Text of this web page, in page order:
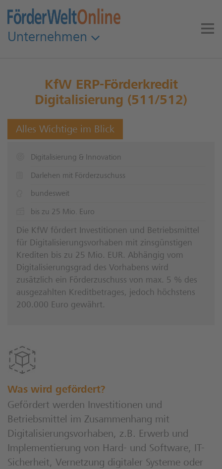
Unternehmen
KfW ERP-Förderkredit
Digitalisierung (511/512)
Alles Wichtige im Blick
Digitalisierung & Innovation
Darlehen mit Förderzuschuss
bundesweit
bis zu 25 Mio. Euro
Die KfW fördert Investitionen und Betriebsmittel
für Digitalisierungsvorhaben mit zinsgünstigen
Krediten bis zu 25 Mio. EUR. Abhängig vom
Digitalisierungsgrad des Vorhabens wird
zusätzlich ein Förderzuschuss von max. 5 % des
ausgezahlten Kreditbetrages, jedoch höchstens
200.000 Euro gewährt.
Was wird gefördert?
Gefördert werden Investitionen und
Betriebsmittel im Zusammenhang mit
Digitalisierungsvorhaben, z.B. Erwerb und
Implementierung von Hard- und Software, IT-
Sicherheit, Vernetzung digitaler Systeme oder